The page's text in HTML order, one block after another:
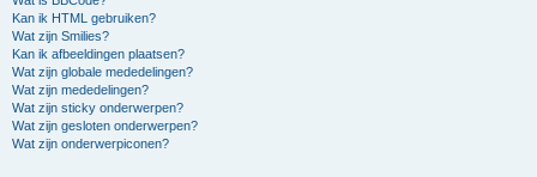
Kan ik HTML gebruiken?
Wat zijn Smilies?
Kan ik afbeeldingen plaatsen?
Wat zijn globale mededelingen?
Wat zijn mededelingen?
Wat zijn sticky onderwerpen?
Wat zijn gesloten onderwerpen?
Wat zijn onderwerpiconen?